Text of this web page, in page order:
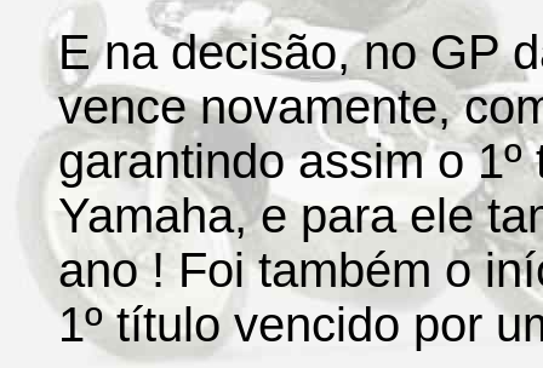
E na decisão, no GP
vence novamente,
garantindo assim o
Yamaha, e para ele
ano ! Foi também o
1º título vencido por